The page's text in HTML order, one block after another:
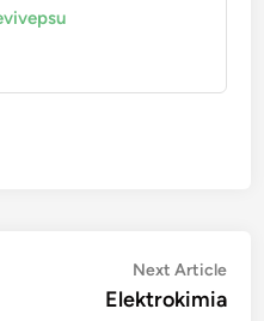
Next Article
Elektrokimia